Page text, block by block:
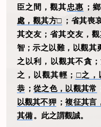
臣之間，觀其忠惠 ；
處，觀其方□ ；省其喪
其交友；省其交友，觀
智；示之以難，以觀其
之以利，以觀其不貪
之，以觀其輕； □之，
恭 ； 從之色，以觀其常
以觀其不狎 ；複征其言
其備 。此之謂觀誠。